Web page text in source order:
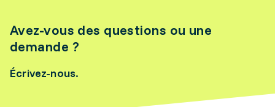
Avez-vous des questions ou une
demande ?
Écrivez-nous.